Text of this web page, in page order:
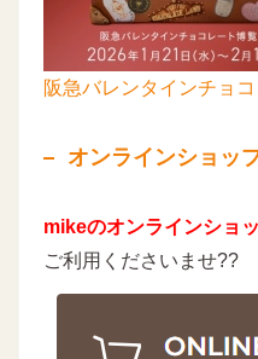
阪急バレンタインチョ
オンラインショッ
mikeのオンラインショ
ご利用くださいませ??